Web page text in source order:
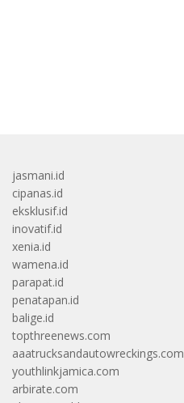
jasmani.id
cipanas.id
eksklusif.id
inovatif.id
xenia.id
wamena.id
parapat.id
penatapan.id
balige.id
topthreenews.com
aaatrucksandautowreckings.com
youthlinkjamica.com
arbirate.com